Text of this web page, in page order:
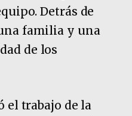
Detrás de
familia y una
de los
el trabajo de la